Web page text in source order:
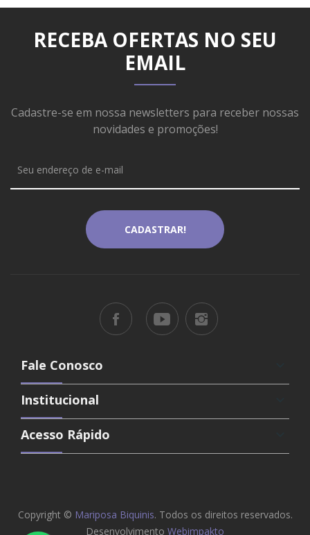
RECEBA OFERTAS NO SEU
EMAIL
Cadastre-se em nossa newsletters para receber nossas
novidades e promoções!
Fale Conosco
Institucional
Acesso Rápido
Copyright © Mariposa Biquinis. Todos os direitos reservados.
Desenvolvimento Webimpakto